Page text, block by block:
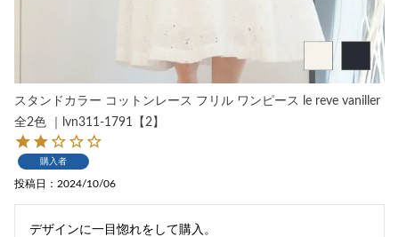
スタンドカラー コットンレース フリル ワンピース le reve vaniller
全2色 ｜lvn311-1791【2】
購入者
投稿日 2024/10/06
デザインに一目惚れをして購入。